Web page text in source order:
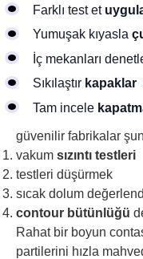
Farklı test et
Yumuşak kıyasla
İç mekanları
Sıkılaştır kapaklar
Tam incele
güvenilir fabrikalar
vakum sızıntı testleri
testleri düşürmek
sıcak dolum
contour bütünlüğü
Rahat bir boyun
partilerini hızla